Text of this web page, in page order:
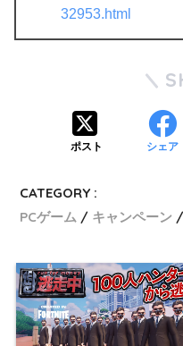
32953.html
ポスト シェア
CATEGORY :
PCゲーム
キャンペーン